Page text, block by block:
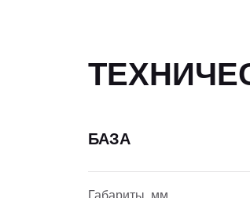
БАЗА
Габариты, мм